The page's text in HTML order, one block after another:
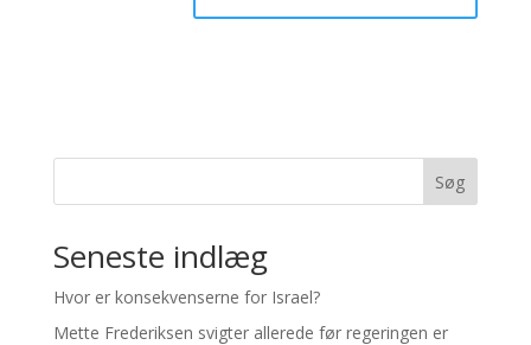
Søg
Seneste indlæg
Hvor er konsekvenserne for Israel?
Mette Frederiksen svigter allerede før regeringen er